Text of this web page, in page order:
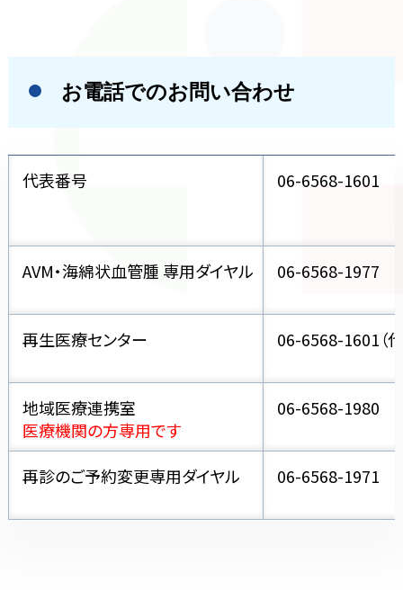
お電話でのお問い合わせ
代表番号 06-6568-1601
AVM・海綿状血管腫 専用ダイヤル 06-6568-1977
再生医療センター 06-6568-1601（
地域医療連携室
医療機関の方専用です
06-6568-1980
再診のご予約変更専用ダイヤル 06-6568-1971